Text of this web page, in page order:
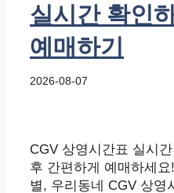
실시간 확인
예매하기
2026-08-07
CGV 상영시간표 실시간
후 간편하게 예매하세요
별, 우리동네 CGV 상영